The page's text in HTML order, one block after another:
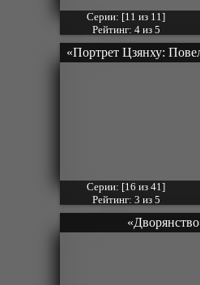
Серии: [11 из 11]
Рейтинг: 4 из 5
Серии: [16 из 41]
Рейтинг: 3 из 5